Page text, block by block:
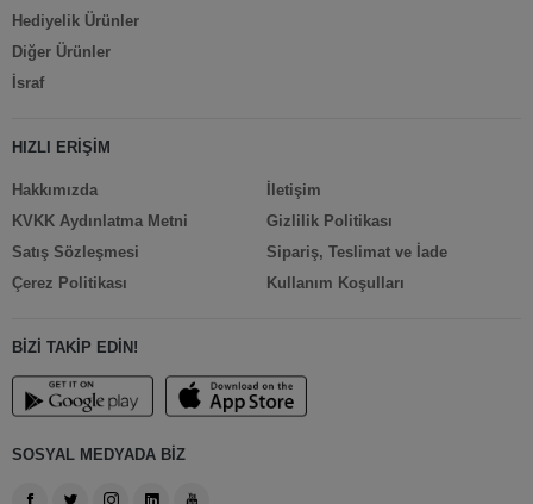
Hediyelik Ürünler
Diğer Ürünler
İsraf
HIZLI ERİŞİM
Hakkımızda
KVKK Aydınlatma Metni
Satış Sözleşmesi
Çerez Politikası
İletişim
Gizlilik Politikası
Sipariş, Teslimat ve İade
Kullanım Koşulları
BİZİ TAKİP EDİN!
SOSYAL MEDYADA BİZ